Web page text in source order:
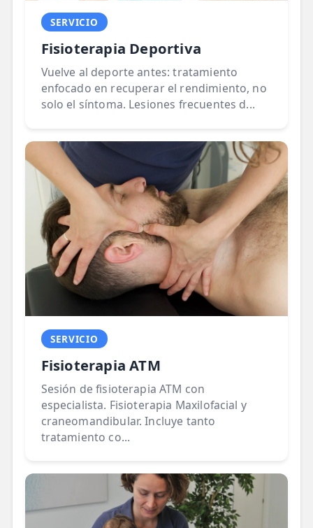
SERVICIO
Fisioterapia Deportiva
Vuelve al deporte antes: tratamiento
enfocado en recuperar el rendimiento, no
solo el síntoma. Lesiones frecuentes d...
SERVICIO
Fisioterapia ATM
Sesión de fisioterapia ATM con
especialista. Fisioterapia Maxilofacial y
craneomandibular. Incluye tanto
tratamiento co...